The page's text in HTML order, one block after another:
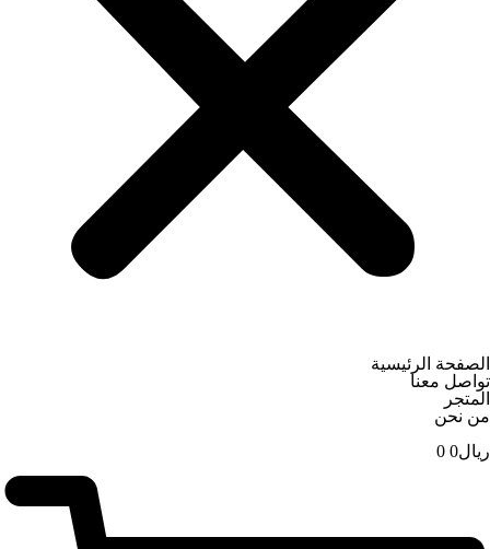
الصفحة الرئيسية
تواصل معنا
المتجر
من نحن
ریال0
0